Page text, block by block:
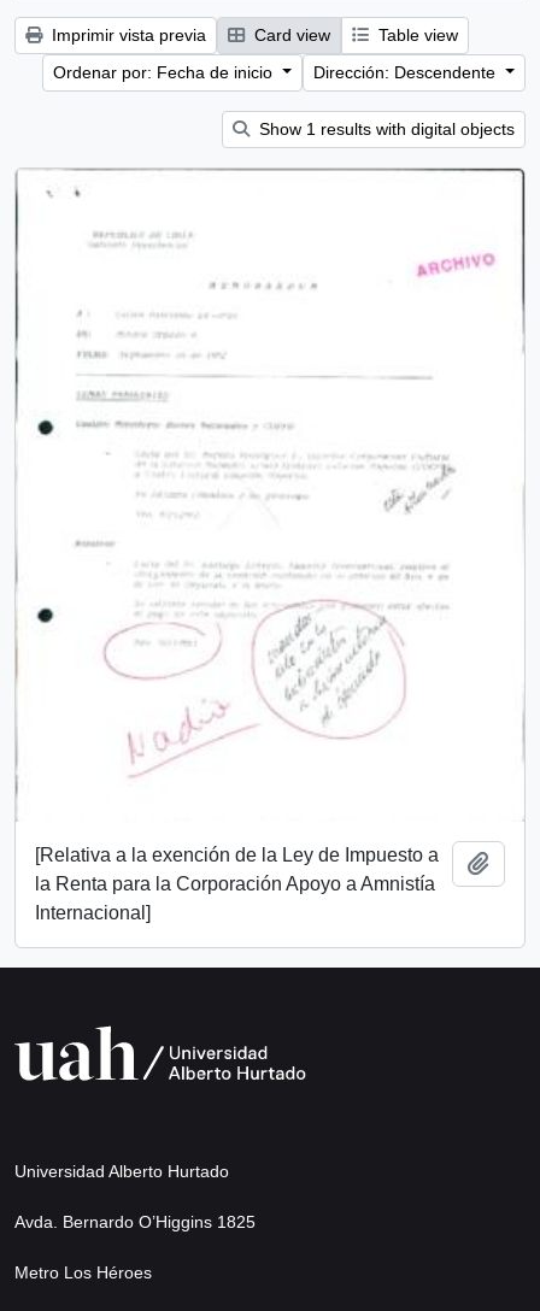
Imprimir vista previa Card view
Table view
Ordenar por: Fecha de inicio
Dirección: Descendente
Show 1 results with digital objects
[Relativa a la exención de la Ley de Impuesto a
la Renta para la Corporación Apoyo a Amnistía
Internacional]
Universidad Alberto Hurtado
Avda. Bernardo O’Higgins 1825
Metro Los Héroes